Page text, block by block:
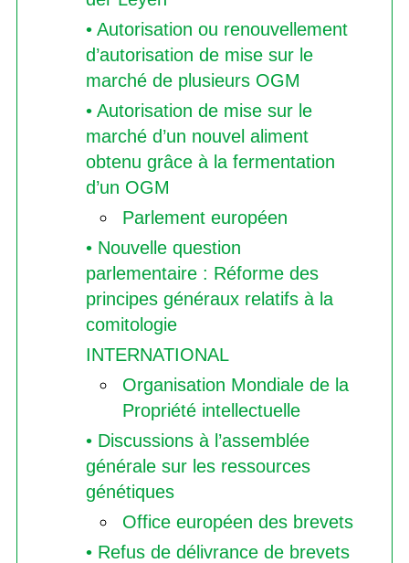
• Autorisation ou renouvellement
d’autorisation de mise sur le
marché de plusieurs OGM
• Autorisation de mise sur le
marché d’un nouvel aliment
obtenu grâce à la fermentation
d’un OGM
Parlement européen
• Nouvelle question
parlementaire : Réforme des
principes généraux relatifs à la
comitologie
INTERNATIONAL
Organisation Mondiale de la
Propriété intellectuelle
• Discussions à l’assemblée
générale sur les ressources
génétiques
Office européen des brevets
• Refus de délivrance de brevets